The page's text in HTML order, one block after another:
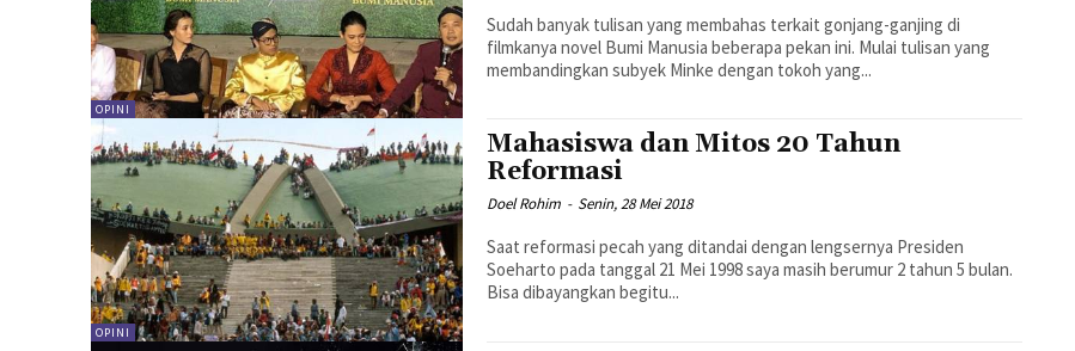
OPINI
Sudah banyak tulisan yang membahas terkait gonjang-ganjing di
filmkanya novel Bumi Manusia beberapa pekan ini. Mulai tulisan yang
membandingkan subyek Minke dengan tokoh yang...
OPINI
Mahasiswa dan Mitos 20 Tahun
Reformasi
Doel Rohim - Senin, 28 Mei 2018
Saat reformasi pecah yang ditandai dengan lengsernya Presiden
Soeharto pada tanggal 21 Mei 1998 saya masih berumur 2 tahun 5 bulan.
Bisa dibayangkan begitu...